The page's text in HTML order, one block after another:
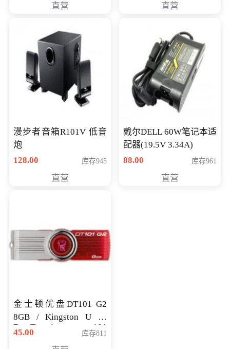
直营 直营
漫步者音箱R101V 低音
炮
128.00
库存945
直营
戴尔DELL 60W笔记本适
配器(19.5V 3.34A)
88.00
库存961
直营
金士顿优盘DT101 G2
8GB / Kingston U 盘
DataTraveler 101
Generati
45.00 库存811